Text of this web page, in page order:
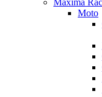
Maxima
Moto